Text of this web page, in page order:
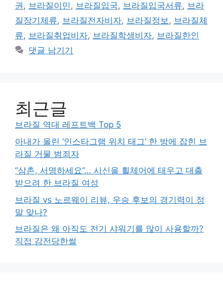
권, 브라질이민, 브라질입국, 브라질입국서류, 브라
질장기체류, 브라질전자비자, 브라질정보, 브라질체
류, 브라질취업비자, 브라질학생비자, 브라질한인
댓글 남기기
최근글
브라질 역대 레프트백 Top 5
아내가 올린 ‘인스타그램 위치 태그’ 한 방에 잡힌 브
라질 거물 범죄자
“삼촌, 서명하세요”… 시신을 휠체어에 태우고 대출
받으려 한 브라질 여성
브라질 vs 노르웨이 리뷰, 우승 후보의 경기력이 정
말 맞나?
브라질은 왜 아직도 전기 샤워기를 많이 사용할까?
직접 감전당한썰